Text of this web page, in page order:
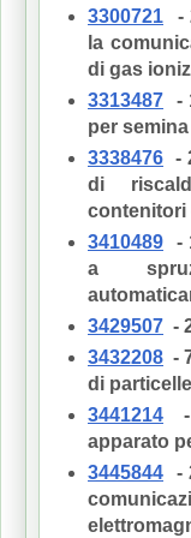
3300721 -
la
di gas
3313487 -
per
3338476 -
di
contenitori
3410489 -
a
3429507 -
3432208 -
di
3441214 -
apparato
3445844 -